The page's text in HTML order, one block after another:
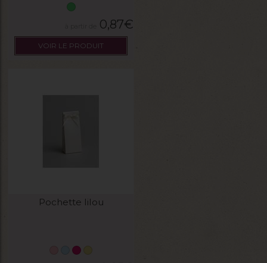
0,87€
VOIR LE PRODUIT
Pochette lilou